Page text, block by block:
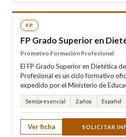
FP
FP Grado Superior en
Prometeo Formación Profesional
El FP Grado Superior en Dietética
Profesional es un ciclo formativo
expedido por el Ministerio de
Semipresencial 2 años Español
Ver ficha SOLICITAR